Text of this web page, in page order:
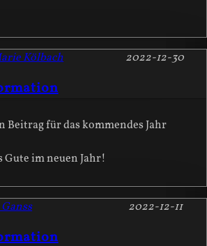
2022-12-30
Kölbach
Beitrag für das kommendes Jahr
Gute im neuen Jahr!
2022-12-11